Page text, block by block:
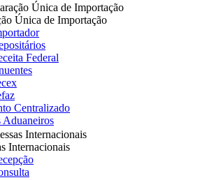
Única de Importação
Única de Importação
Federal
Centralizado
Aduaneiros
Internacionais
Internacionais